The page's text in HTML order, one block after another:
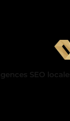
SEO